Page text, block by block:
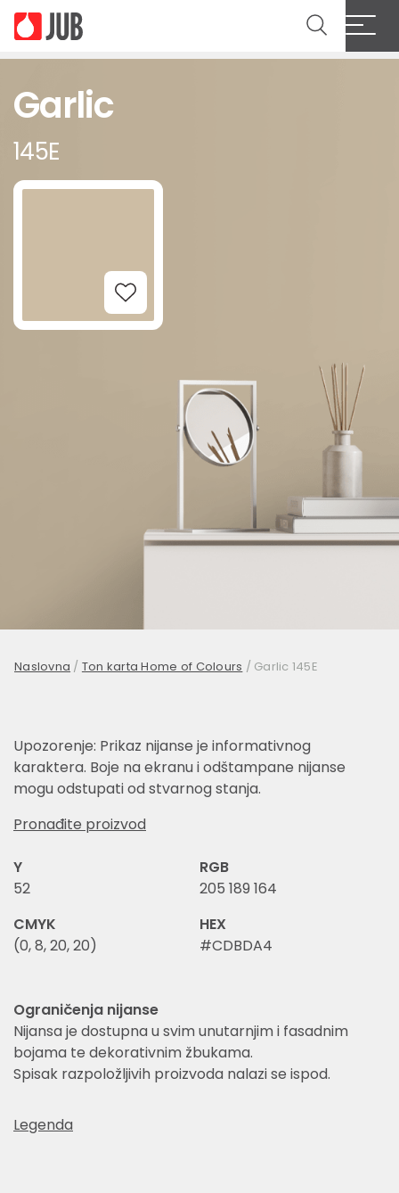
Garlic
145E
Add to Wishlist
Naslovna / Ton karta Home of Colours / Garlic 145E
Upozorenje: Prikaz nijanse je informativnog
karaktera. Boje na ekranu i odštampane nijanse
mogu odstupati od stvarnog stanja.
Pronađite proizvod
Y
52
RGB
205 189 164
CMYK
(0, 8, 20, 20)
HEX
#CDBDA4
Ograničenja nijanse
Nijansa je dostupna u svim unutarnjim i fasadnim
bojama te dekorativnim žbukama.
Spisak razpoložljivih proizvoda nalazi se ispod.
Legenda